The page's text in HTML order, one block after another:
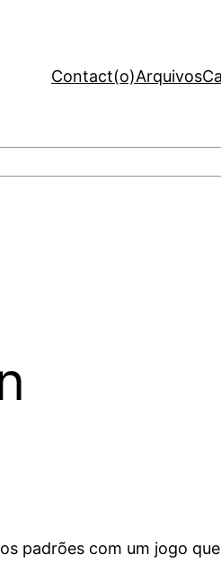
Contact(o)Arquivos
padrões com um jogo